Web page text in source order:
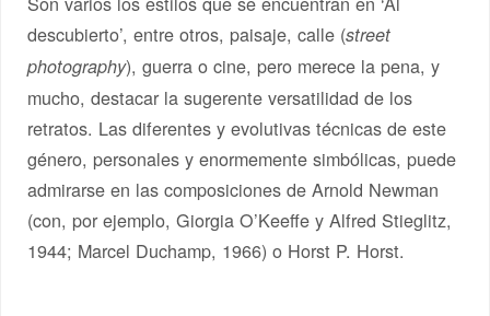
descubierto’, entre otros, paisaje, calle (street
photography), guerra o cine, pero merece la pena, y
mucho, destacar la sugerente versatilidad de los
retratos. Las diferentes y evolutivas técnicas de este
género, personales y enormemente simbólicas, puede
admirarse en las composiciones de Arnold Newman
(con, por ejemplo, Giorgia O’Keeffe y Alfred Stieglitz,
1944; Marcel Duchamp, 1966) o Horst P. Horst.